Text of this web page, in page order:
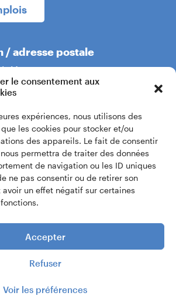
le consentement aux
expériences, nous utilisons des
les cookies pour stocker et/ou
des appareils. Le fait de consentir
permettra de traiter des données
de navigation ou les ID uniques
ne pas consentir ou de retirer son
un effet négatif sur certaines
Accepter
Refuser
Voir les préférences
/ adresse postale
5
60 60
de musique de Genève